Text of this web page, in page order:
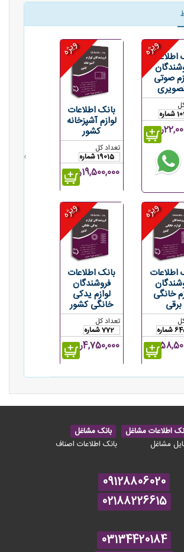
ویژه
اطلاعات
صوتی
ویژه
بانک اطلاعات
لوازم آشپزخانه
کشور
تعداد کل
19015 شماره
19,500,000ریال
ویژه
اطلاعات
خانگی
برقی
ویژه
بانک اطلاعات
فروشندگان
لوازم یدکی
خانگی کشور
تعداد کل
772 شماره
4,750,000ریال
›
اطلاعات مشاغل
بانک مشاغل
مشاغل
بانک اطلاعات اصناف
09128806020
02188226615
03134420184